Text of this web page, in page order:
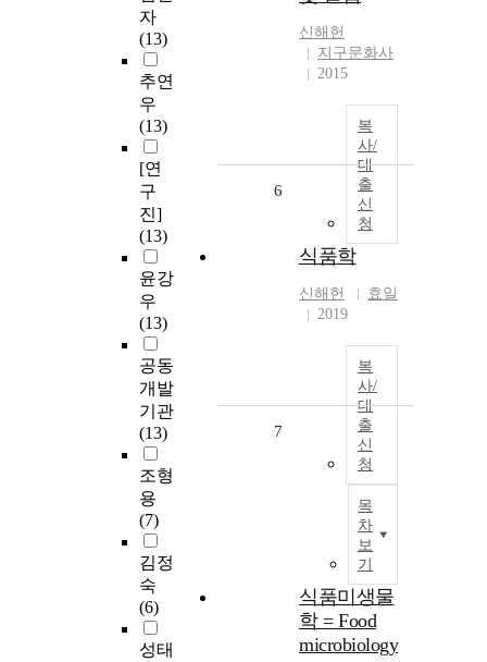
자
(13)
추연
우
(13)
[연
구
진]
(13)
윤강
우
(13)
공동
개발
기관
(13)
조형
용
(7)
김정
숙
(6)
성태
신해헌
지구문화사
2015
복
사/
대
출
신
청
6
식품학
신해헌
효일
2019
복
사/
대
출
신
청
목
차
보
기
7
식품미생물
학 = Food
microbiology